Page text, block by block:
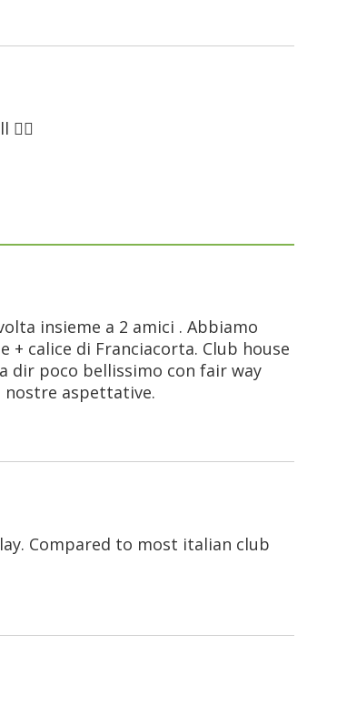
insieme a 2 amici . Abbiamo
calice di Franciacorta. Club house
dir poco bellissimo con fair way
nostre aspettative.
Compared to most italian club